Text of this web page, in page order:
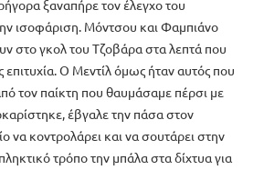
ξαναπήρε τον έλεγχο του
ισοφάριση. Μόντσου και Φαμπιάνο
στο γκολ του Τζοβάρα στα λεπτά που
Ο Μεντίλ όμως ήταν αυτός που
τον παίκτη που θαυμάσαμε πέρσι με
έβγαλε την πάσα στον
να κοντρολάρει και να σουτάρει στην
τρόπο την μπάλα στα δίχτυα για